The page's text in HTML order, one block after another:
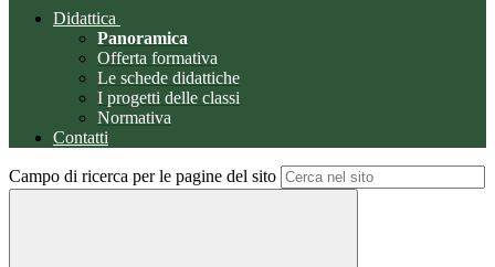
Didattica
Panoramica
Offerta formativa
Le schede didattiche
I progetti delle classi
Normativa
Contatti
Campo di ricerca per le pagine del sito